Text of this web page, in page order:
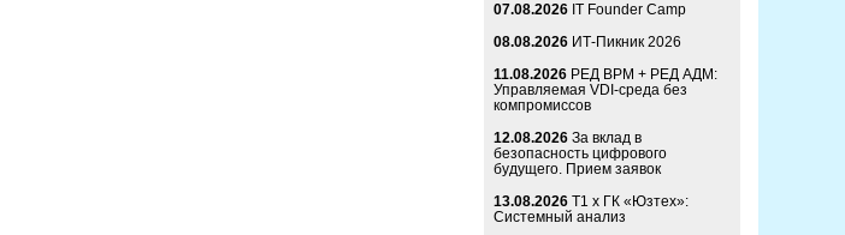
07.08.2026 IT Founder Camp
08.08.2026 ИТ-Пикник 2026
11.08.2026 РЕД ВРМ + РЕД АДМ:
Управляемая VDI-среда без
компромиссов
12.08.2026 За вклад в
безопасность цифрового
будущего. Прием заявок
13.08.2026 Т1 x ГК «Юзтех»:
Системный анализ